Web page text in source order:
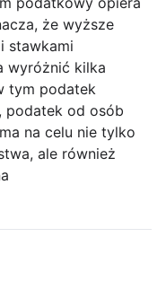
że wyższe
stawkami
wyróżnić kilka
tym podatek
podatek od osób
na celu nie tylko
ale również